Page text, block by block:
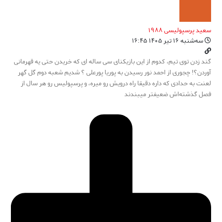
سعید پرسپولیسی ۱۹۸۸
سه‌شنبه ۱۶ تیر ۱۴۰۵ ۱۶:۴۵
گند زدن توی تیم، کدوم از این بازیکنای سی ساله ای که خریدن حتی یه قهرمانی
آوردن؟! چجوری از احمد نور رسیدن به پوریا پورعلی ؟ شدیم شعبه دوم گل گهر
لعنت به حدادی که داره دقیقا راه درویش رو میره، و پرسپولیس رو هر سال از
فصل گذشته‌اش ضعیفتر میبندند